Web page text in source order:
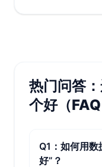
热门问答
个好（FAQ
Q1：如何用数
好”？